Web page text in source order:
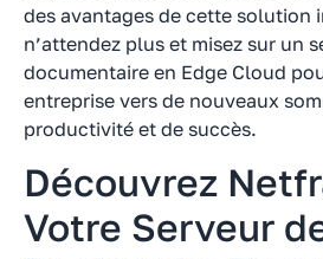
des avantages de cette solution
n’attendez plus et misez sur un
documentaire en Edge Cloud
entreprise vers de nouveaux
productivité et de succès.
Découvrez
Votre Serveur